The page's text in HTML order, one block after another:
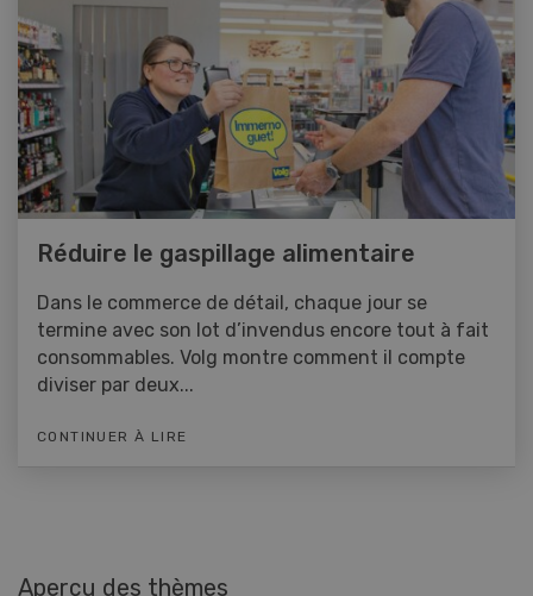
Réduire le gaspillage alimentaire
Dans le commerce de détail, chaque jour se
termine avec son lot d’invendus encore tout à fait
consommables. Volg montre comment il compte
diviser par deux...
CONTINUER À LIRE
Aperçu des thèmes